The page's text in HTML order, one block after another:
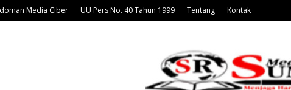
Media Ciber UU Pers No. 40 Tahun 1999 Tentang Kontak